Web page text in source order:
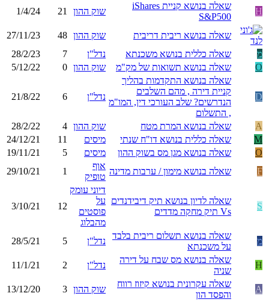
H
שאלה בנושא קניית iShares
S&P500
שוק ההון 21
1/4/24
שאלה בנושא ריבית דריבית שוק ההון 48
27/11/23
מ
שאלה כללית בנושא משכנתא נדל"ן 7
28/2/23
O
שאלה בנושא תשואות של מק"מ שוק ההון 0
5/12/22
D
שאלה בנושא התקדמות בהליך
קניית דירה , מהם השלבים
הנדרשים? שלב העורכי דין, המו"מ
, התשלום
נדל"ן 6
21/8/22
A שאלה בנושא המרת מטח שוק ההון 4
28/2/22
M
שאלה כללית בנושא דו"ח שנתי מיסים 11
24/12/21
O
שאלה בנושא מגן מס בשוק ההון מיסים 5
19/11/21
F
שאלה בנושא מימון / ערבות מדינה
אוף
טופיק
1
29/10/21
S
שאלה לדיון בנושא תיק דיבידנדים
Vs תיק מחקה מדדים
דיוני עומק
על
פוסטים
מהבלוג
12
3/10/21
מ
שאלה בנושא תשלום ריבית בלבד
על משכנתא
נדל"ן 5
28/5/21
H
שאלה בנושא מס שבח על דירה
שניה
נדל"ן 2
11/1/21
A
שאלה עקרונית בנושא קיזוז רווח
והפסד הון
שוק ההון 3
13/12/20